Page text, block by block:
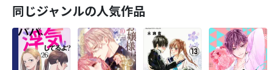
同じジャンルの人気作品